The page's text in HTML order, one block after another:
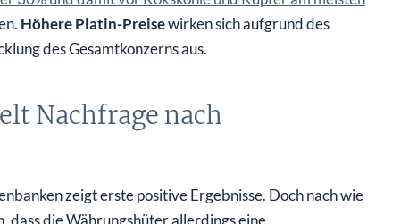
Höhere Platin-Preise
wirken sich aufgrund des
des Gesamtkonzerns aus.
Nachfrage nach
zeigt erste positive Ergebnisse. Doch nach wie
die Währungshüter allerdings eine